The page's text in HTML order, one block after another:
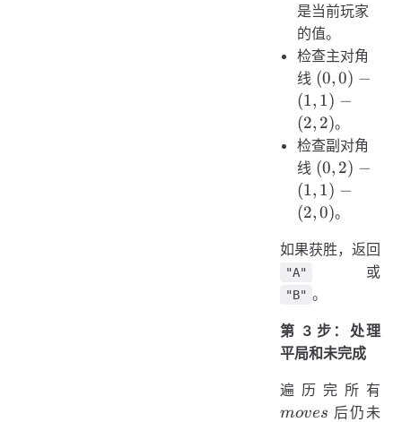
是当前玩家
的值。
检查主对角
线 (0,0)-
(1,1)-
(2,2)
(0, 0) −
(1, 1) −
(2, 2)。
检查副对角
线 (0,2)-
(1,1)-
(2,0)
(0, 2) −
(1, 1) −
(2, 0)。
如果获胜，返回
"A" 或
"B" 。
第 3 步：处理
平局和未完成
遍历完所有
moves 后仍未